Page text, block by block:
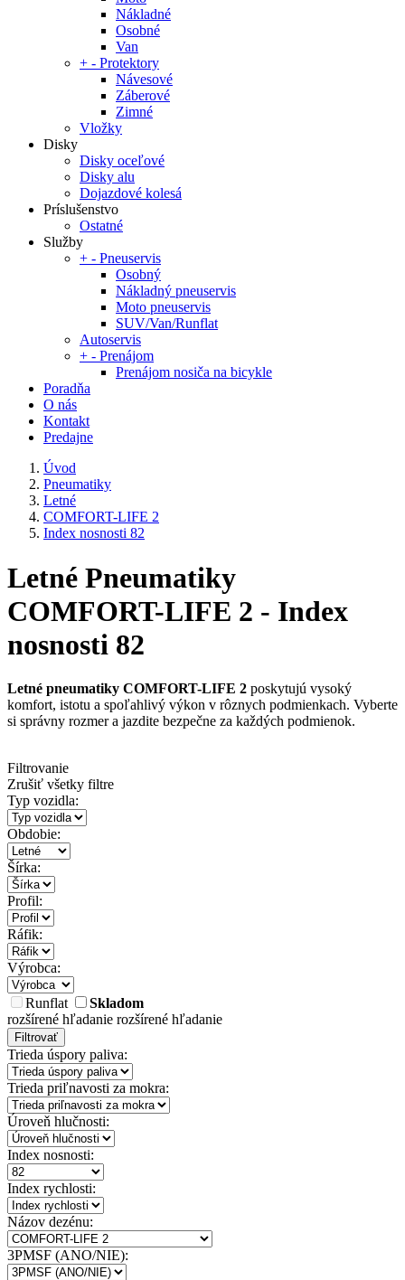
Nákladné
Osobné
Van
+ - Protektory
Návesové
Záberové
Zimné
Vložky
Disky
Disky oceľové
Disky alu
Dojazdové kolesá
Príslušenstvo
Ostatné
Služby
+ - Pneuservis
Osobný
Nákladný pneuservis
Moto pneuservis
SUV/Van/Runflat
Autoservis
+ - Prenájom
Prenájom nosiča na bicykle
Poradňa
O nás
Kontakt
Predajne
Úvod
Pneumatiky
Letné
COMFORT-LIFE 2
Index nosnosti 82
Letné Pneumatiky
COMFORT-LIFE 2 - Index
nosnosti 82
Letné pneumatiky COMFORT-LIFE 2 poskytujú vysoký
komfort, istotu a spoľahlivý výkon v rôznych podmienkach. Vyberte
si správny rozmer a jazdite bezpečne za každých podmienok.
Filtrovanie
Zrušiť všetky filtre
Typ vozidla:
Obdobie:
Šírka:
Profil:
Ráfik:
Výrobca:
Runflat
Skladom
rozšírené hľadanie rozšírené hľadanie
Filtrovať
Trieda úspory paliva:
Trieda priľnavosti za mokra:
Úroveň hlučnosti:
Index nosnosti:
Index rychlosti:
Názov dezénu:
3PMSF (ANO/NIE):